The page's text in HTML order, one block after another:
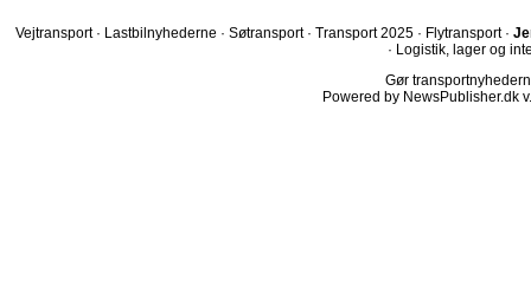
Vejtransport · Lastbilnyhederne · Søtransport · Transport 2025 · Flytransport ·
· Logistik, lager og
Gør
Powered by NewsPublisher.dk